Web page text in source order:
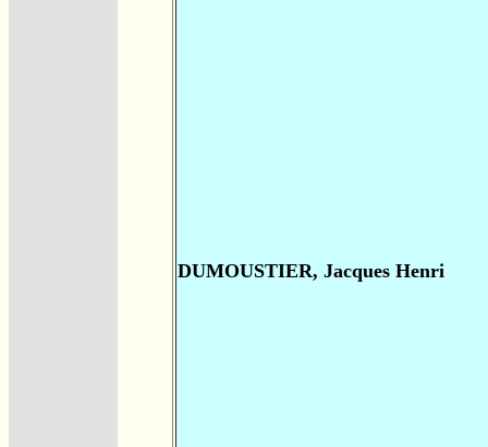
DUMOUSTIER, Jacques Henri